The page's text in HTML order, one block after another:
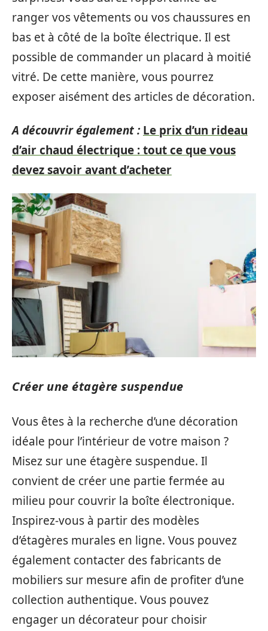
ranger vos vêtements ou vos chaussures en
bas et à côté de la boîte électrique. Il est
possible de commander un placard à moitié
vitré. De cette manière, vous pourrez
exposer aisément des articles de décoration.
A découvrir également : Le prix d’un rideau
d’air chaud électrique : tout ce que vous
devez savoir avant d’acheter
Créer une étagère suspendue
Vous êtes à la recherche d’une décoration
idéale pour l’intérieur de votre maison ?
Misez sur une étagère suspendue. Il
convient de créer une partie fermée au
milieu pour couvrir la boîte électronique.
Inspirez-vous à partir des modèles
d’étagères murales en ligne. Vous pouvez
également contacter des fabricants de
mobiliers sur mesure afin de profiter d’une
collection authentique. Vous pouvez
engager un décorateur pour choisir